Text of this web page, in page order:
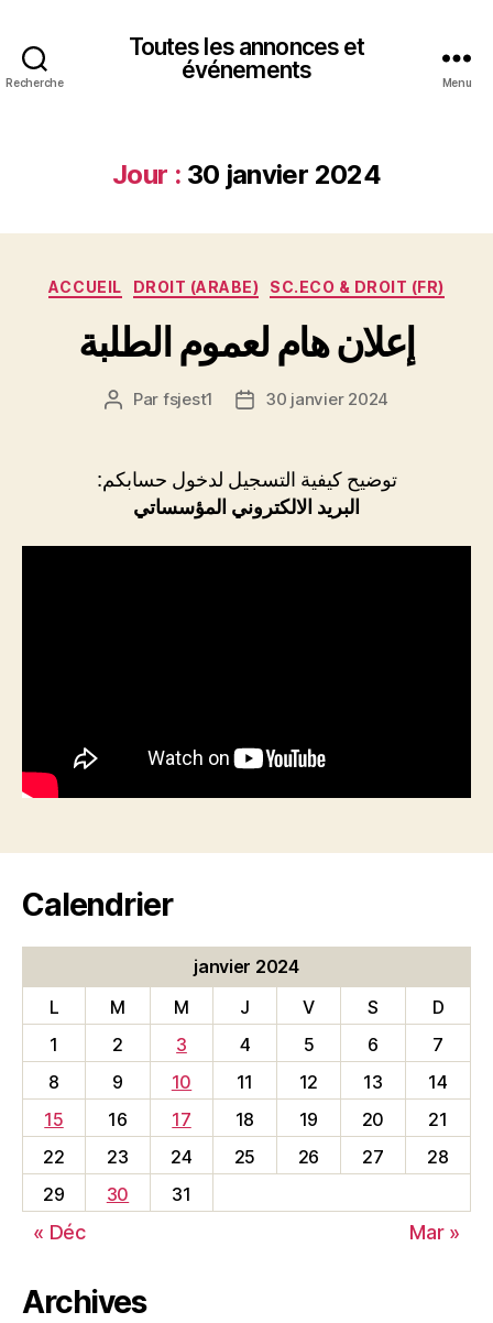
Recherche
Toutes les annonces et
événements
Menu
Jour : 30 janvier 2024
Catégories
ACCUEIL DROIT (ARABE) SC.ECO & DROIT (FR)
إعلان هام لعموم الطلبة
Auteur
Par fsjest1
Date30 janvier 2024
:توضيح كيفية التسجيل لدخول حسابكم
البريد الالكتروني المؤسساتي
Calendrier
janvier 2024
L
M M J V S
D
1
2 3 4 5 6
7
8
9 10 11 12 13
14
15
16 17 18 19 20
21
22
23 24 25 26 27
28
29
30 31
« Déc Mar »
Archives